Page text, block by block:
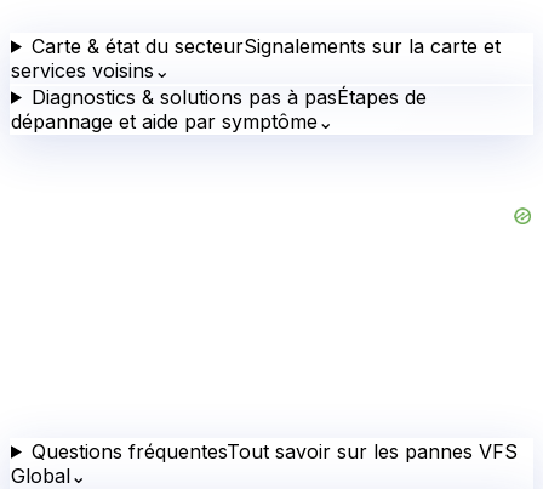
Carte & état du secteurSignalements sur la carte et
services voisins ⌄
Diagnostics & solutions pas à pasÉtapes de
dépannage et aide par symptôme⌄
Questions fréquentesTout savoir sur les pannes VFS
Global⌄